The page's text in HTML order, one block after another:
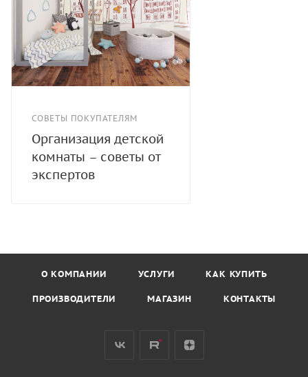
СОВЕТЫ ПОКУПАТЕЛЯМ
Организация детской
комнаты – советы от
экспертов
О КОМПАНИИ УСЛУГИ КАК КУПИТЬ
ПРОИЗВОДИТЕЛИ МАГАЗИН КОНТАКТЫ